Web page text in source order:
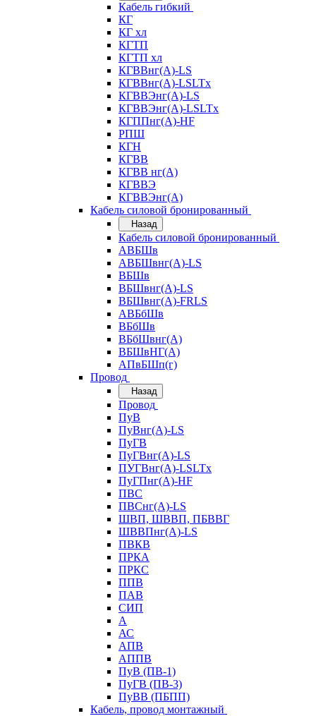
Кабель гибкий
КГ
КГ хл
КГТП
КГТП хл
КГВВнг(А)-LS
КГВВнг(А)-LSLTx
КГВВЭнг(А)-LS
КГВВЭнг(А)-LSLTx
КГППнг(А)-HF
РПШ
КГН
КГВВ
КГВВ нг(А)
КГВВЭ
КГВВЭнг(А)
Кабель силовой бронированный
Назад
Кабель силовой бронированный
АВБШв
АВБШвнг(А)-LS
ВБШв
ВБШвнг(А)-LS
ВБШвнг(А)-FRLS
АВБбШв
ВБбШв
ВБбШвнг(А)
ВБШвНГ(А)
АПвБШп(г)
Провод
Назад
Провод
ПуВ
ПуВнг(А)-LS
ПуГВ
ПуГВнг(А)-LS
ПУГВнг(А)-LSLTx
ПуГПнг(А)-HF
ПВС
ПВСнг(А)-LS
ШВП, ШВВП, ПБВВГ
ШВВПнг(А)-LS
ПВКВ
ПРКА
ПРКС
ППВ
ПАВ
СИП
А
АС
АПВ
АППВ
ПуВ (ПВ-1)
ПуГВ (ПВ-3)
ПуВВ (ПБПП)
Кабель, провод монтажный